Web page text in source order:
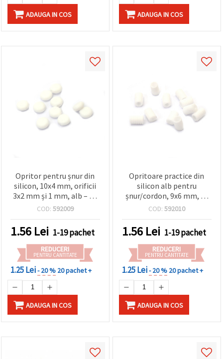
ADAUGA IN COS ADAUGA IN COS
Opritor pentru șnur din
silicon, 10x4 mm, orificii
3x2 mm și 1 mm, alb – 20
buc.
COD: 592009
1.56 Lei 1-19 pachet
REDUCERI
PENTRU CANTITATE
1.25 Lei- 20 % 20 pachet +
ADAUGA IN COS
Opritoare practice din
silicon alb pentru
șnur/cordon, 9x6 mm, cu
orificii de 4 mm și 2 mm –
handmade și proiecte DIY
COD: 592010
1.56 Lei 1-19 pachet
REDUCERI
PENTRU CANTITATE
1.25 Lei- 20 % 20 pachet +
ADAUGA IN COS